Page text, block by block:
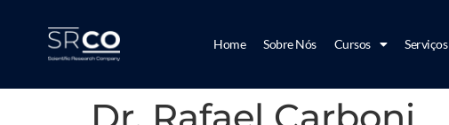
Home Sobre Nós Cursos Serviços